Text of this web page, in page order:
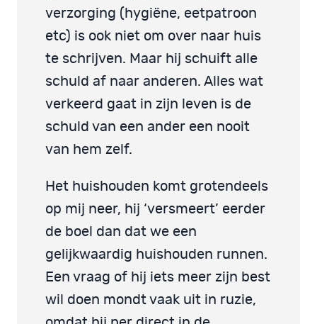
verzorging (hygiëne, eetpatroon
etc) is ook niet om over naar huis
te schrijven. Maar hij schuift alle
schuld af naar anderen. Alles wat
verkeerd gaat in zijn leven is de
schuld van een ander een nooit
van hem zelf.
Het huishouden komt grotendeels
op mij neer, hij ‘versmeert’ eerder
de boel dan dat we een
gelijkwaardig huishouden runnen.
Een vraag of hij iets meer zijn best
wil doen mondt vaak uit in ruzie,